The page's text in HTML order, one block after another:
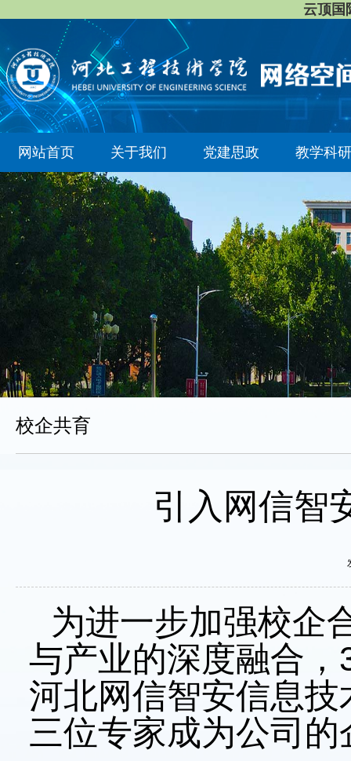
云顶国
网站首页 关于我们 党建思政 教学科研
校企共育
引入网信智
为进一步加强校企
与产业的深度融合
河北网信智安信息
三位专家成为公司